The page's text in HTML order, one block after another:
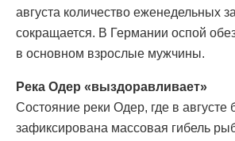
августа количество еженедельных
сокращается. В Германии оспой
в основном взрослые мужчины.
Река Одер «выздоравливает»
Состояние реки Одер, где в августе
зафиксирована массовая гибель